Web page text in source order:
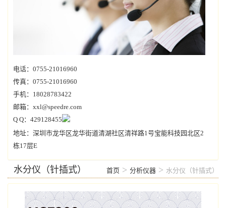
电话：0755-21016960
传真：0755-21016960
手机：18028783422
邮箱：xxl@speedre.com
Q Q：429128455
地址：深圳市龙华区龙华街道清湖社区清祥路1号宝能科技园北区2
栋17层E
水分仪（针插式） 首页 > 分析仪器 > 水分仪（针插式）